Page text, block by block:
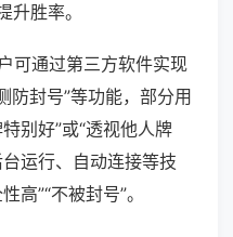
胜率。
可通过第三方软件实现
防封号”等功能，部分用
别好”或“透视他人牌
运行、自动连接等技
高”“不被封号”。